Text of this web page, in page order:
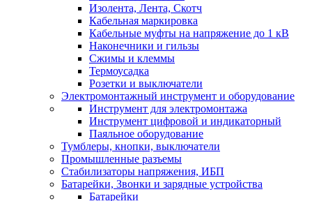
Изолента, Лента, Скотч
Кабельная маркировка
Кабельные муфты на напряжение до 1 кВ
Наконечники и гильзы
Сжимы и клеммы
Термоусадка
Розетки и выключатели
Электромонтажный инструмент и оборудование
Инструмент для электромонтажа
Инструмент цифровой и индикаторный
Паяльное оборудование
Тумблеры, кнопки, выключатели
Промышленные разъемы
Стабилизаторы напряжения, ИБП
Батарейки, Звонки и зарядные устройства
Батарейки